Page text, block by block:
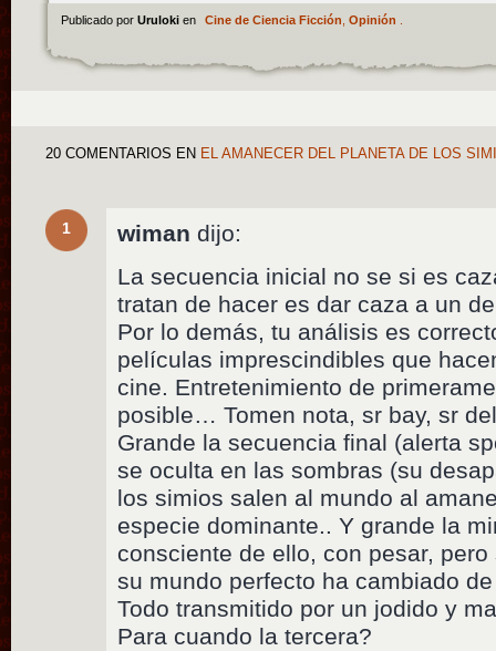
Publicado por Uruloki en Cine de Ciencia Ficción Opinión
20 COMENTARIOS EN EL AMANECER DEL PLANETA DE LOS
1 wiman dijo:
La secuencia inicial no se si es
tratan de hacer es dar caza a un
Por lo demás, tu análisis es
películas imprescindibles que
cine. Entretenimiento de
posible… Tomen nota, sr bay, sr
Grande la secuencia final (alerta
se oculta en las sombras (su
los simios salen al mundo al
especie dominante.. Y grande la
consciente de ello, con pesar,
su mundo perfecto ha cambiado
Todo transmitido por un jodido y
Para cuando la tercera?